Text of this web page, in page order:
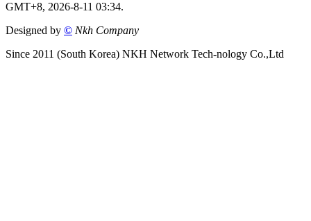
GMT+8, 2026-8-11 03:34.
Designed by © Nkh Company
Since 2011 (South Korea) NKH Network Tech-nology Co.,Ltd